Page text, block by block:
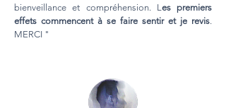
bienveillance et compréhension. L es premiers
effets commencent à se faire sentir et je revis.
MERCI "